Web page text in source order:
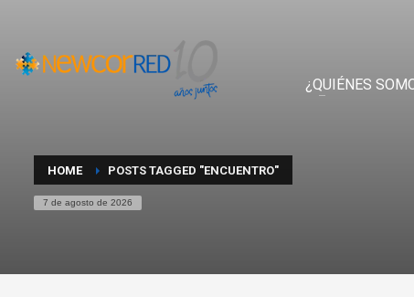
¿QUIÉNES
HOME POSTS TAGGED "ENCUENTRO"
7 de agosto de 2026